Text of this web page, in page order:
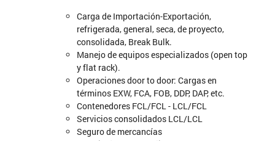
Carga de Importación-Exportación,
refrigerada, general, seca, de proyecto,
consolidada, Break Bulk.
Manejo de equipos especializados (open top
y flat rack).
Operaciones door to door: Cargas en
términos EXW, FCA, FOB, DDP, DAP, etc.
Contenedores FCL/FCL - LCL/FCL
Servicios consolidados LCL/LCL
Seguro de mercancías